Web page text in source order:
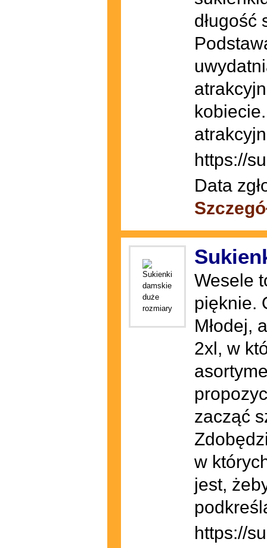
długość
https://
Data
Wesele
pięknie.
Młodej,
2xl, w
zacząć
w
jest,
https://